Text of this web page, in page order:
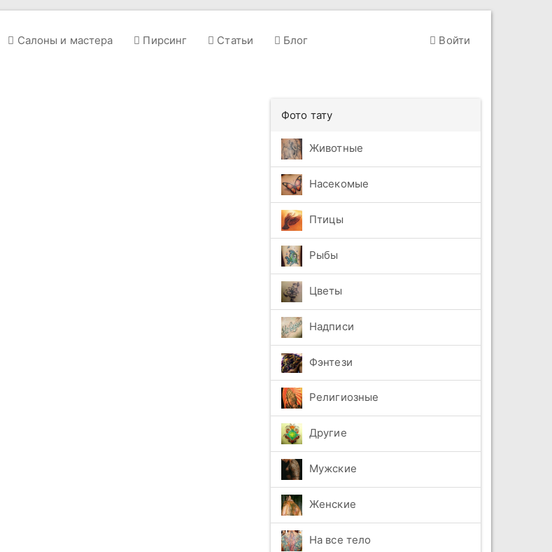
Салоны и мастера Пирсинг Статьи Блог Войти
Фото тату
Животные
Насекомые
Птицы
Рыбы
Цветы
Надписи
Фэнтези
Религиозные
Другие
Мужские
Женские
На все тело